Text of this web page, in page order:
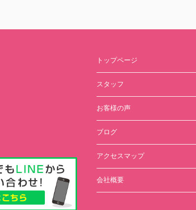
トップページ
スタッフ
お客様の声
ブログ
アクセスマップ
会社概要